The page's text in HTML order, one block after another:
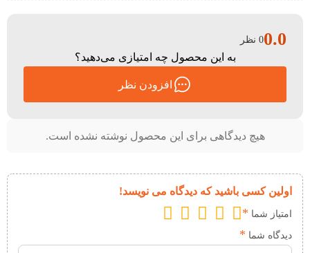
هیچ دیدگاهی برای این محصول نوشته نشده است.
اولین کسی باشید که دیدگاه می نویسد!
امتیاز شما *
دیدگاه شما *
0.00 نظر
به این محصول چه امتیازی می‌دهید؟
افزودن نظر